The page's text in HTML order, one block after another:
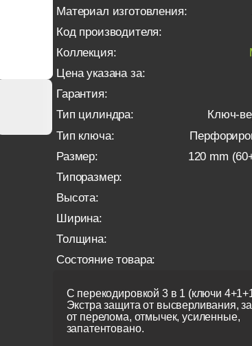
Материал изготовления:
Код производителя:
Коллекция:
Цена указана за:
Гарантия:
Тип цилиндра:
Ключ-
Тип ключа:
Размер:
120 mm
Типоразмер:
Высота:
Ширина:
Толщина:
Состояние товара:
С перекодировкой 3 в 1 (ключи
Экстра защита от высверливания,
от перелома, отмычек, усиленные,
запатентовано.